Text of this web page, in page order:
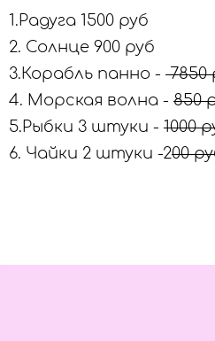
1.Радуга 1500 руб
2. Солнце 900 руб
3.Корабль панно - 7850
4. Морская волна - 850
5.Рыбки 3 штуки - 1000
6. Чайки 2 штуки -200